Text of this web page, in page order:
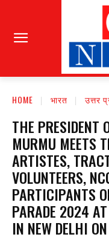
HOME भारत उत्तर
THE PRESIDENT
MURMU MEETS
ARTISTES,
VOLUNTEERS,
PARTICIPANTS
PARADE 2024
IN NEW DELHI